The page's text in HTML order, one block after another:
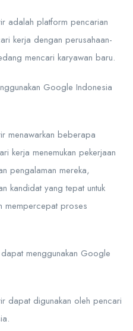
adalah platform pencarian
kerja dengan perusahaan-
mencari karyawan baru.
Google Indonesia
menawarkan beberapa
kerja menemukan pekerjaan
pengalaman mereka,
kandidat yang tepat untuk
mempercepat proses
menggunakan Google
dapat digunakan oleh pencari